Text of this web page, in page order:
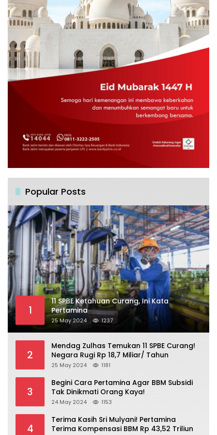
Popular Posts
1
11 SPBE Ketahuan Curang, Ini Kata
Pertamina
25 May 2024 1237
2
Mendag Zulhas Temukan 11 SPBE Curang!
Negara Rugi Rp 18,7 Miliar/ Tahun
25 May 2024 1181
3
Begini Cara Pertamina Agar BBM Subsidi
Tak Dinikmati Orang Kaya!
24 May 2024 1153
4
Terima Kasih Sri Mulyani! Pertamina
Terima Kompensasi BBM Rp 43,52 Triliun